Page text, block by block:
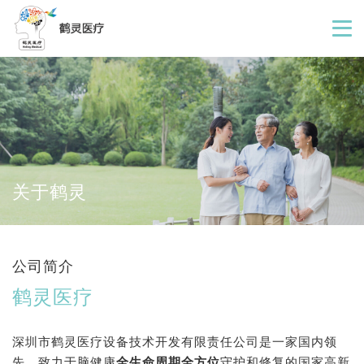
关于鹤灵
公司简介
鹤灵医疗
深圳市鹤灵医疗设备技术开发有限责任公司是一家国内领